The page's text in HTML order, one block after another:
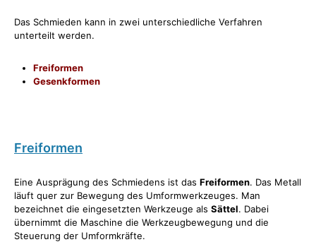
Das Schmieden kann in zwei unterschiedliche Verfahren
unterteilt werden.
Freiformen
Gesenkformen
Freiformen
Eine Ausprägung des Schmiedens ist das Freiformen. Das Metall
läuft quer zur Bewegung des Umformwerkzeuges. Man
bezeichnet die eingesetzten Werkzeuge als Sättel. Dabei
übernimmt die Maschine die Werkzeugbewegung und die
Steuerung der Umformkräfte.